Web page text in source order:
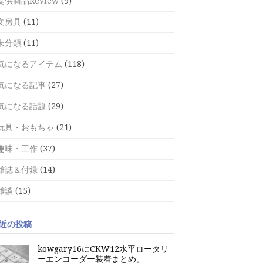
房具 (11)
分類 (11)
になるアイテム (118)
になる記事 (27)
になる話題 (29)
具・おもちゃ (21)
味・工作 (37)
誌＆付録 (14)
談 (15)
の投稿
kowgary16にCKW12水平ロータリ
ーエンコーダー装着まとめ。